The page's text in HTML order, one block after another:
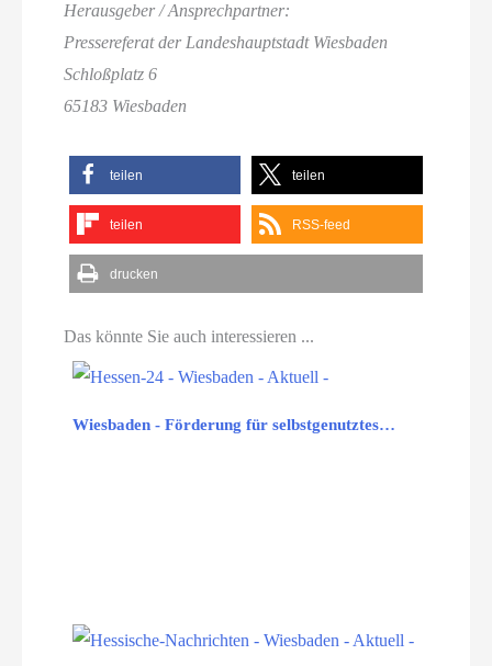
Herausgeber / Ansprechpartner:
Pressereferat der Landeshauptstadt Wiesbaden
Schloßplatz 6
65183 Wiesbaden
teilen teilen
teilen RSS-feed
drucken
Das könnte Sie auch interessieren ...
Wiesbaden - Förderung für selbstgenutztes…